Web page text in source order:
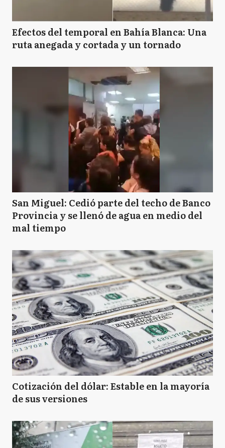
Efectos del temporal en Bahía Blanca: Una
ruta anegada y cortada y un tornado
San Miguel: Cedió parte del techo de Banco
Provincia y se llenó de agua en medio del
mal tiempo
Cotización del dólar: Estable en la mayoría
de sus versiones